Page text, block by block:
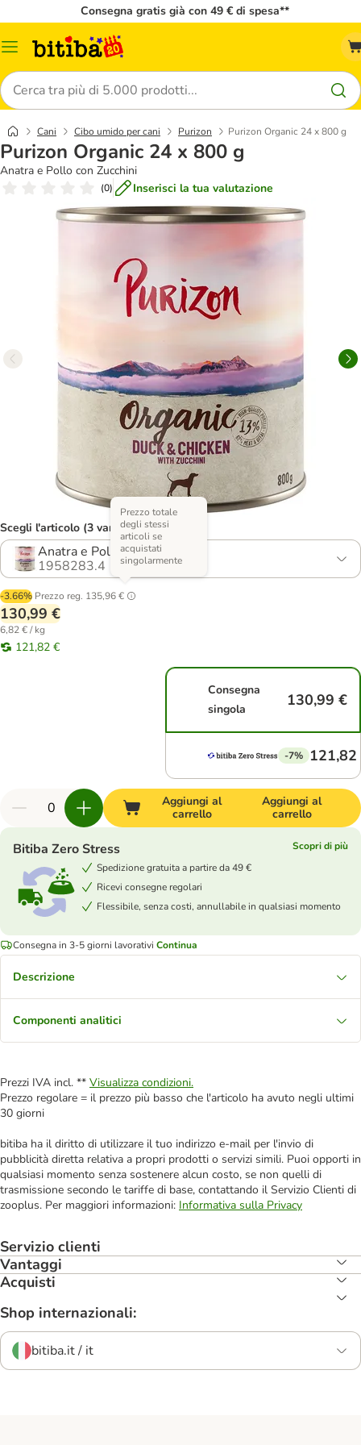
Consegna gratis già con 49 € di spesa**
Overview
Cerca
Cani Cibo umido per cani Purizon Purizon Organic 24 x 800 g
Purizon Organic 24 x 800 g
Anatra e Pollo con Zucchini
(0) Inserisci la tua valutazione
Scegli l'articolo (3 varianti)
Anatra e Pollo con Zucchini
1958283.4
-3.66% Prezzo reg. 135,96 €
Prezzo totale
degli stessi
articoli se
acquistati
singolarmente
130,99 €
6,82 € / kg
121,82 €
Consegna
singola
130,99 €
-7% 121,82
Aggiungi al
carrello
Aggiungi al
carrello
Bitiba Zero Stress
Scopri di più
Spedizione gratuita a partire da 49 €
Ricevi consegne regolari
Flessibile, senza costi, annullabile in qualsiasi momento
Consegna in 3-5 giorni lavorativi Continua
Descrizione
Componenti analitici
Prezzi IVA incl. ** Visualizza condizioni.
Prezzo regolare = il prezzo più basso che l'articolo ha avuto negli ultimi
30 giorni
bitiba ha il diritto di utilizzare il tuo indirizzo e-mail per l'invio di
pubblicità diretta relativa a propri prodotti o servizi simili. Puoi opporti in
qualsiasi momento senza sostenere alcun costo, se non quelli di
trasmissione secondo le tariffe di base, contattando il Servizio Clienti di
zooplus. Per maggiori informazioni: Informativa sulla Privacy
Servizio clienti
Vantaggi
Acquisti
Shop internazionali:
bitiba.it / it